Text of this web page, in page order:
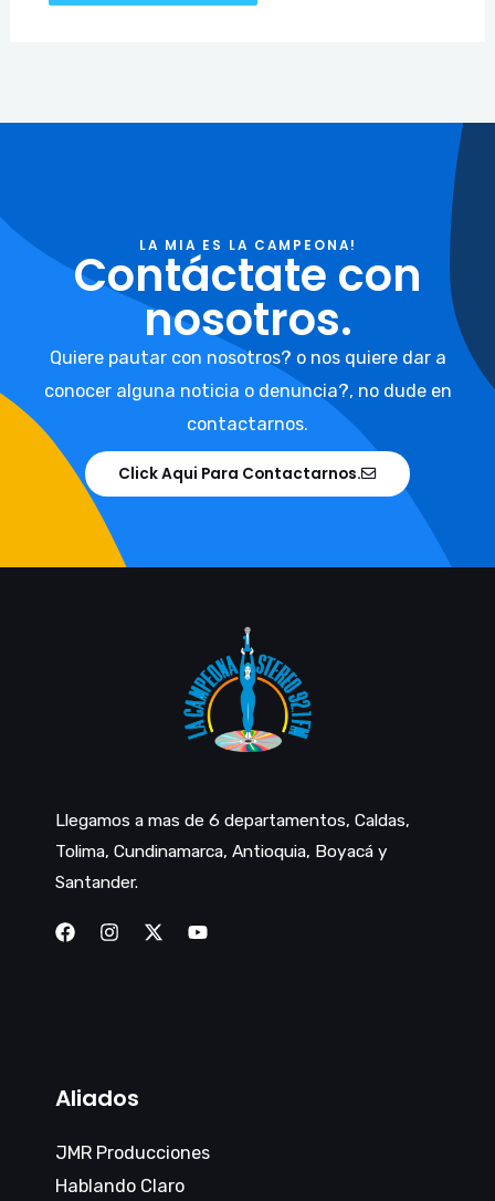
LA MIA ES LA CAMPEONA!
Contáctate con
nosotros.
Quiere pautar con nosotros? o nos quiere dar a
conocer alguna noticia o denuncia?, no dude en
contactarnos.
Click Aqui Para Contactarnos.
Llegamos a mas de 6 departamentos, Caldas,
Tolima, Cundinamarca, Antioquia, Boyacá y
Santander.
Aliados
JMR Producciones
Hablando Claro